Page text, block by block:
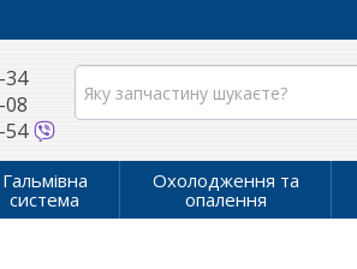
54
Гальмівна
система
Охолодження та
опалення